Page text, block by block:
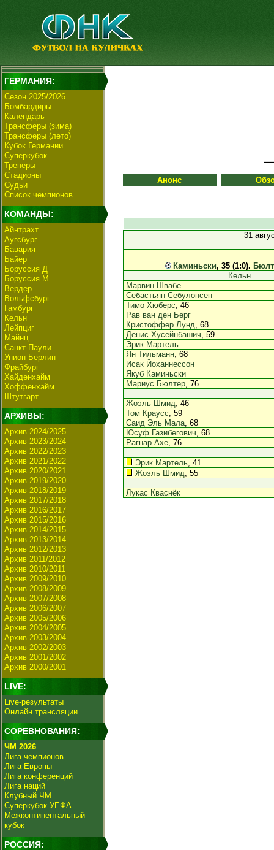
ГЕРМАНИЯ:
Сезон 2025/2026
Бомбардиры
Календарь
Трансферы (зима)
Трансферы (лето)
Кубок Германии
Суперкубок
Тренеры
Стадионы
Судьи
Список чемпионов
КОМАНДЫ:
Айнтрахт
Аугсбург
Бавария
Байер
Боруссия Д
Боруссия М
Вердер
Вольфсбург
Гамбург
Кельн
Лейпциг
Майнц
Санкт-Паули
Унион Берлин
Фрайбург
Хайденхайм
Хоффенхайм
Штутгарт
АРХИВЫ:
Архив 2024/2025
Архив 2023/2024
Архив 2022/2023
Архив 2021/2022
Архив 2020/2021
Архив 2019/2020
Архив 2018/2019
Архив 2017/2018
Архив 2016/2017
Архив 2015/2016
Архив 2014/2015
Архив 2013/2014
Архив 2012/2013
Архив 2011/2012
Архив 2010/2011
Архив 2009/2010
Архив 2008/2009
Архив 2007/2008
Архив 2006/2007
Архив 2005/2006
Архив 2004/2005
Архив 2003/2004
Архив 2002/2003
Архив 2001/2002
Архив 2000/2001
LIVE:
Live-результаты
Онлайн трансляции
СОРЕВНОВАНИЯ:
ЧМ 2026
Лига чемпионов
Лига Европы
Лига конференций
Лига наций
Клубный ЧМ
Суперкубок УЕФА
Межконтинентальный
кубок
РОССИЯ:
Анонс
31
Каминьски, 35 (1:0).
Кельн
Марвин Швабе
Себастьян Себулонсен
Тимо Хюберс, 46
Рав ван ден Берг
Кристоффер Лунд, 68
Денис Хусейнбашич, 59
Эрик Мартель
Ян Тильманн, 68
Исак Йоханнессон
Якуб Каминьски
Мариус Бюлтер, 76
Жоэль Шмид, 46
Том Краусс, 59
Саид Эль Мала, 68
Юсуф Газибегович, 68
Рагнар Ахе, 76
Эрик Мартель, 41
Жоэль Шмид, 55
Лукас Кваснёк